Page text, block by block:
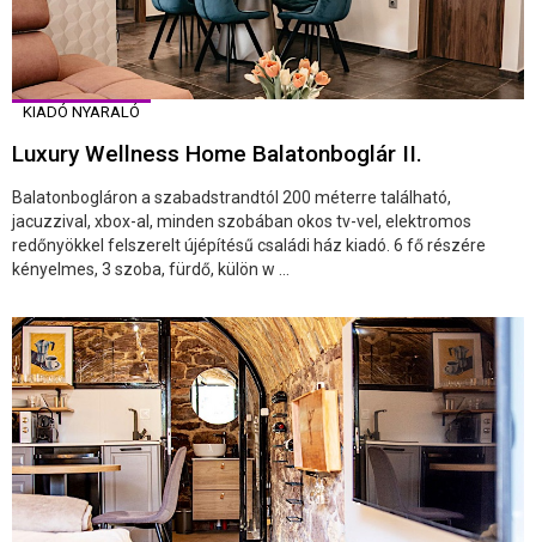
KIADÓ NYARALÓ
Luxury Wellness Home Balatonboglár II.
Balatonbogláron a szabadstrandtól 200 méterre található,
jacuzzival, xbox-al, minden szobában okos tv-vel, elektromos
redőnyökkel felszerelt újépítésű családi ház kiadó. 6 fő részére
kényelmes, 3 szoba, fürdő, külön w ...